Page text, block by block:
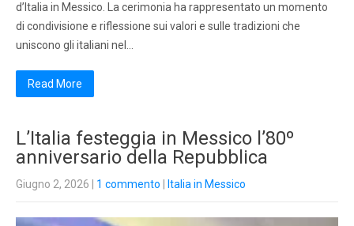
d’Italia in Messico. La cerimonia ha rappresentato un momento
di condivisione e riflessione sui valori e sulle tradizioni che
uniscono gli italiani nel…
Read More
L’Italia festeggia in Messico l’80º
anniversario della Repubblica
Giugno 2, 2026 1 commento Italia in Messico